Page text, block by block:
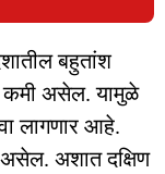
बहुतांश
कमी असेल. यामुळे
लागणार आहे.
असेल. अशात दक्षिण